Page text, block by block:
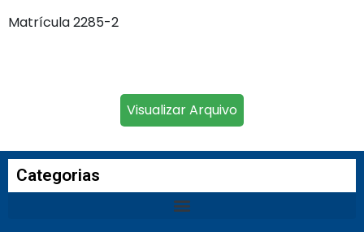
Matrícula 2285-2
Visualizar Arquivo
Categorias